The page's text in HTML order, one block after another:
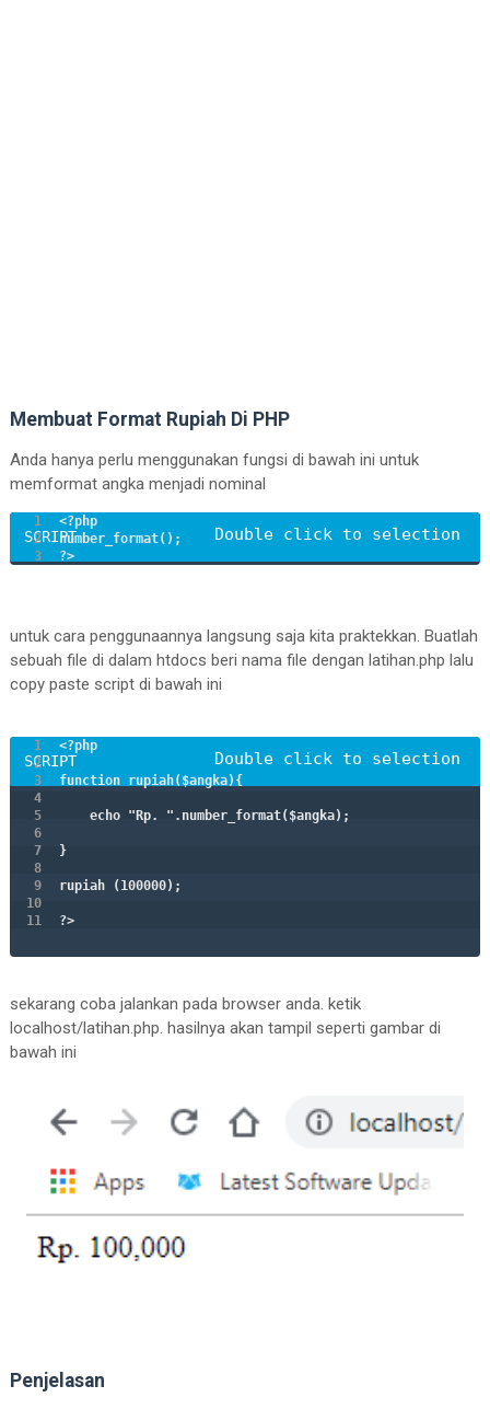
Membuat Format Rupiah Di PHP
Anda hanya perlu menggunakan fungsi di bawah ini untuk
memformat angka menjadi nominal
<?php
number_format();
?>
untuk cara penggunaannya langsung saja kita praktekkan. Buatlah
sebuah file di dalam htdocs beri nama file dengan latihan.php lalu
copy paste script di bawah ini
<?php
function rupiah($angka){
    echo "Rp. ".number_format($angka);
}
rupiah (100000);
?>
sekarang coba jalankan pada browser anda. ketik
localhost/latihan.php. hasilnya akan tampil seperti gambar di
bawah ini
Penjelasan